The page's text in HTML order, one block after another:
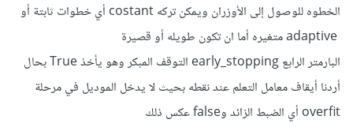
الخطوه للوصول إلى الأوزران ويمكن تركه costant أي خطوات ثابتة أو
البارمتر الرابع early_stopping التوقف المبكر وهو يأخذ True بحال
أردنا أيقاف معامل التعلم عند نقطه بحيث لا يدخل الموديل في مرحلة
overfit أي الضبط الزائد وfalse عكس ذلك